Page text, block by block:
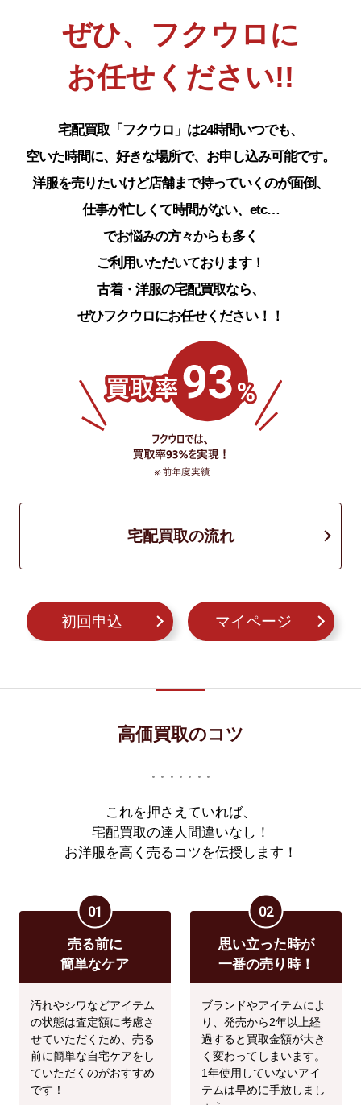
ぜひ、フクウロに
お任せください!!
宅配買取「フクウロ」は24時間いつでも、
空いた時間に、好きな場所で、お申し込み可能です。
洋服を売りたいけど店舗まで持っていくのが面倒、
仕事が忙しくて時間がない、etc…
でお悩みの方々からも多く
ご利用いただいております！
古着・洋服の宅配買取なら、
ぜひフクウロにお任せください！！
宅配買取の流れ
初回申込 マイページ
高価買取のコツ
これを押さえていれば、
宅配買取の達人間違いなし！
お洋服を高く売るコツを伝授します！
01
売る前に
簡単なケア
汚れやシワなどアイテム
の状態は査定額に考慮さ
せていただくため、売る
前に簡単な自宅ケアをし
ていただくのがおすすめ
です！
02
思い立った時が
一番の売り時！
ブランドやアイテムによ
り、発売から2年以上経
過すると買取金額が大き
く変わってしまいます。
1年使用していないアイ
テムは早めに手放しまし